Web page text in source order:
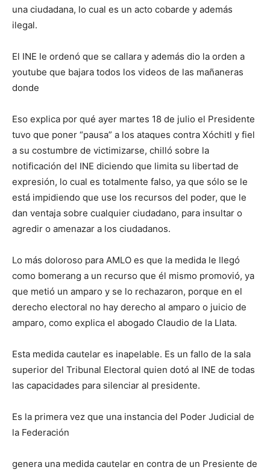
una ciudadana, lo cual es un acto cobarde y además
ilegal.
El INE le ordenó que se callara y además dio la orden a
youtube que bajara todos los videos de las mañaneras
donde
Eso explica por qué ayer martes 18 de julio el Presidente
tuvo que poner “pausa” a los ataques contra Xóchitl y fiel
a su costumbre de victimizarse, chilló sobre la
notificación del INE diciendo que limita su libertad de
expresión, lo cual es totalmente falso, ya que sólo se le
está impidiendo que use los recursos del poder, que le
dan ventaja sobre cualquier ciudadano, para insultar o
agredir o amenazar a los ciudadanos.
Lo más doloroso para AMLO es que la medida le llegó
como bomerang a un recurso que él mismo promovió, ya
que metió un amparo y se lo rechazaron, porque en el
derecho electoral no hay derecho al amparo o juicio de
amparo, como explica el abogado Claudio de la Llata.
Esta medida cautelar es inapelable. Es un fallo de la sala
superior del Tribunal Electoral quien dotó al INE de todas
las capacidades para silenciar al presidente.
Es la primera vez que una instancia del Poder Judicial de
la Federación
genera una medida cautelar en contra de un Presiente de